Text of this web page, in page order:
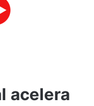
acelera